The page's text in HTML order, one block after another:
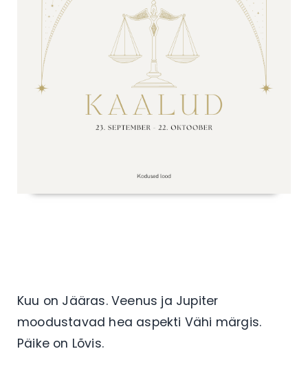
Kuu on Jääras. Veenus ja Jupiter
moodustavad hea aspekti Vähi märgis.
Päike on Lõvis.